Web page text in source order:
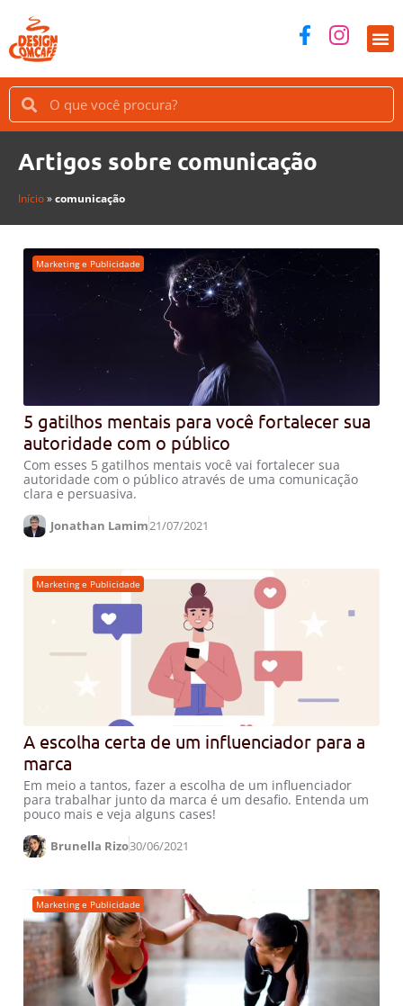
Artigos sobre comunicação
Início»comunicação
Marketing e Publicidade
5 gatilhos mentais para você fortalecer sua
autoridade com o público
Com esses 5 gatilhos mentais você vai fortalecer sua
autoridade com o público através de uma comunicação
clara e persuasiva.
Jonathan Lamim21/07/2021
Marketing e Publicidade
A escolha certa de um influenciador para a
marca
Em meio a tantos, fazer a escolha de um influenciador
para trabalhar junto da marca é um desafio. Entenda um
pouco mais e veja alguns cases!
Brunella Rizo30/06/2021
Marketing e Publicidade